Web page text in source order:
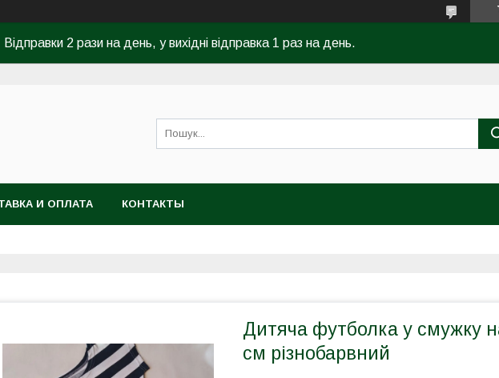
Відправки 2 рази на день, у вихідні відправка 1 раз на день.
И ОПЛАТА КОНТАКТЫ
Дитяча футболка у смужку
см різнобарвний